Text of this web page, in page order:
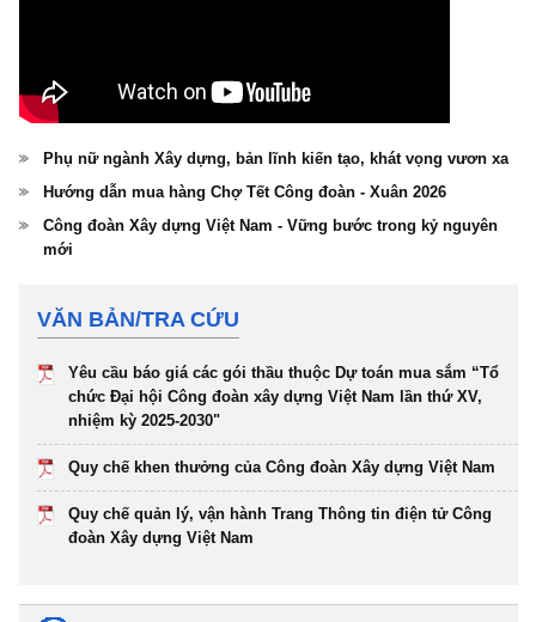
Phụ nữ ngành Xây dựng, bản lĩnh kiến tạo, khát vọng vươn xa
Hướng dẫn mua hàng Chợ Tết Công đoàn - Xuân 2026
Công đoàn Xây dựng Việt Nam - Vững bước trong kỷ nguyên
mới
VĂN BẢN/TRA CỨU
Yêu cầu báo giá các gói thầu thuộc Dự toán mua sắm “Tổ
chức Đại hội Công đoàn xây dựng Việt Nam lần thứ XV,
nhiệm kỳ 2025-2030"
Quy chế khen thưởng của Công đoàn Xây dựng Việt Nam
Quy chế quản lý, vận hành Trang Thông tin điện tử Công
đoàn Xây dựng Việt Nam